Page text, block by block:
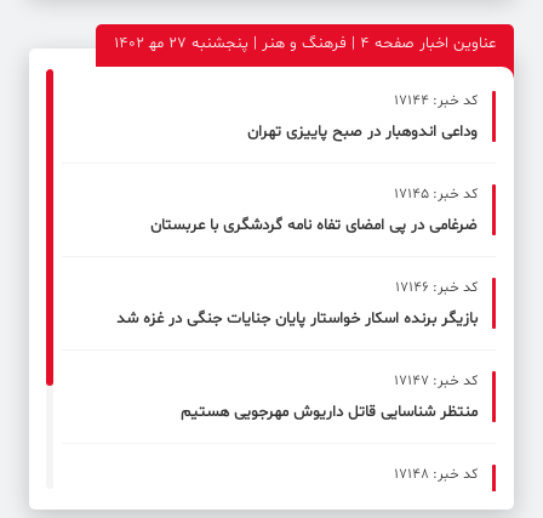
عناوین اخبار صفحه ۴ | فرهنگ و هنر | پنجشنبه 27 مه‍ 1402
کد خبر: 17144
وداعی اندوهبار در صبح پاییزی تهران
کد خبر: 17145
ضرغامی در پی امضای تفاه نامه گردشگری با عربستان
کد خبر: 17146
بازیگر برنده اسکار خواستار پایان جنایات جنگی در غزه شد
کد خبر: 17147
منتظر شناسایی قاتل داریوش مهرجویی هستیم
کد خبر: 17148
ماتم «مش مریم» برای داریوش مهرجویی